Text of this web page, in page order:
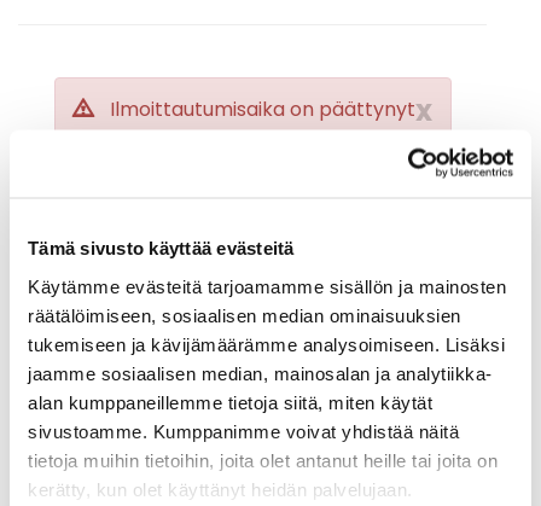
Tämä sivusto käyttää evästeitä
Käytämme evästeitä tarjoamamme sisällön ja mainosten
räätälöimiseen, sosiaalisen median ominaisuuksien
tukemiseen ja kävijämäärämme analysoimiseen. Lisäksi
jaamme sosiaalisen median, mainosalan ja analytiikka-
alan kumppaneillemme tietoja siitä, miten käytät
sivustoamme. Kumppanimme voivat yhdistää näitä
tietoja muihin tietoihin, joita olet antanut heille tai joita on
kerätty, kun olet käyttänyt heidän palvelujaan.
x
Ilmoittautumisaika on päättynyt
Takaisin pääsivulle